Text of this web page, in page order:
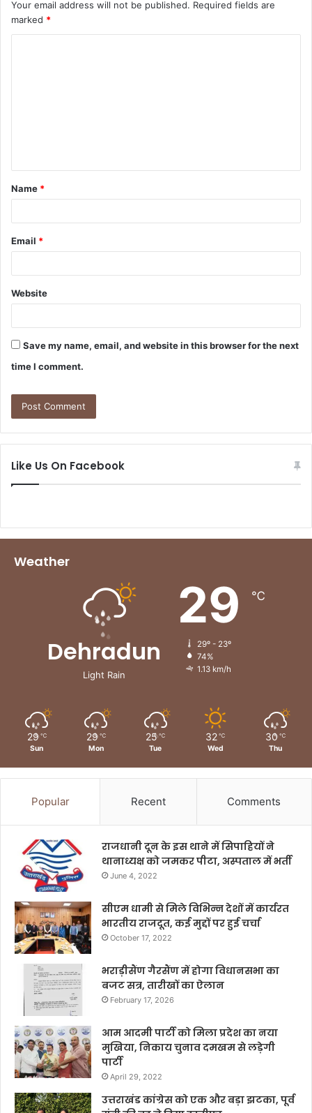
Your email address will not be published. Required fields are
marked *
t
*
Name *
Email *
Website
Save my name, email, and website in this browser for the next
time I comment.
Like Us On Facebook
Weather
Dehradun
Light Rain
29 ℃
29º - 23º
74%
1.13 km/h
29 ℃
Sun
29 ℃
Mon
25 ℃
Tue
32 ℃
Wed
30 ℃
Thu
Popular Recent Comments
राजधानी दून के इस थाने में सिपाहियों ने
थानाध्यक्ष को जमकर पीटा, अस्पताल में भर्ती
June 4, 2022
सीएम धामी से मिले विभिन्न देशों में कार्यरत
भारतीय राजदूत, कई मुद्दों पर हुई चर्चा
October 17, 2022
भराड़ीसैंण गैरसैंण में होगा विधानसभा का
बजट सत्र, तारीखों का ऐलान
February 17, 2026
आम आदमी पार्टी को मिला प्रदेश का नया
मुखिया, निकाय चुनाव दमखम से लड़ेगी
पार्टी
April 29, 2022
उत्तराखंड कांग्रेस को एक और बड़ा झटका, पूर्व